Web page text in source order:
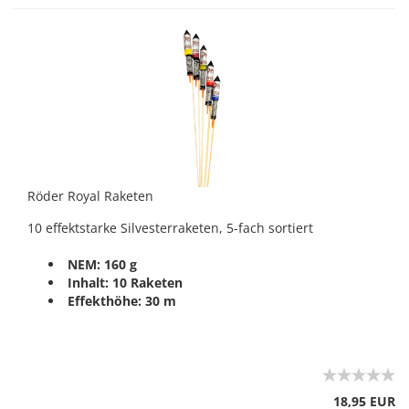
Röder Royal Raketen
10 effektstarke Silvesterraketen, 5-fach sortiert
NEM: 160 g
Inhalt: 10 Raketen
Effekthöhe: 30 m
18,95 EUR